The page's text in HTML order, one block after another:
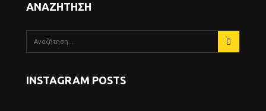
ΑΝΑΖΗΤΗΣΗ
INSTAGRAM POSTS